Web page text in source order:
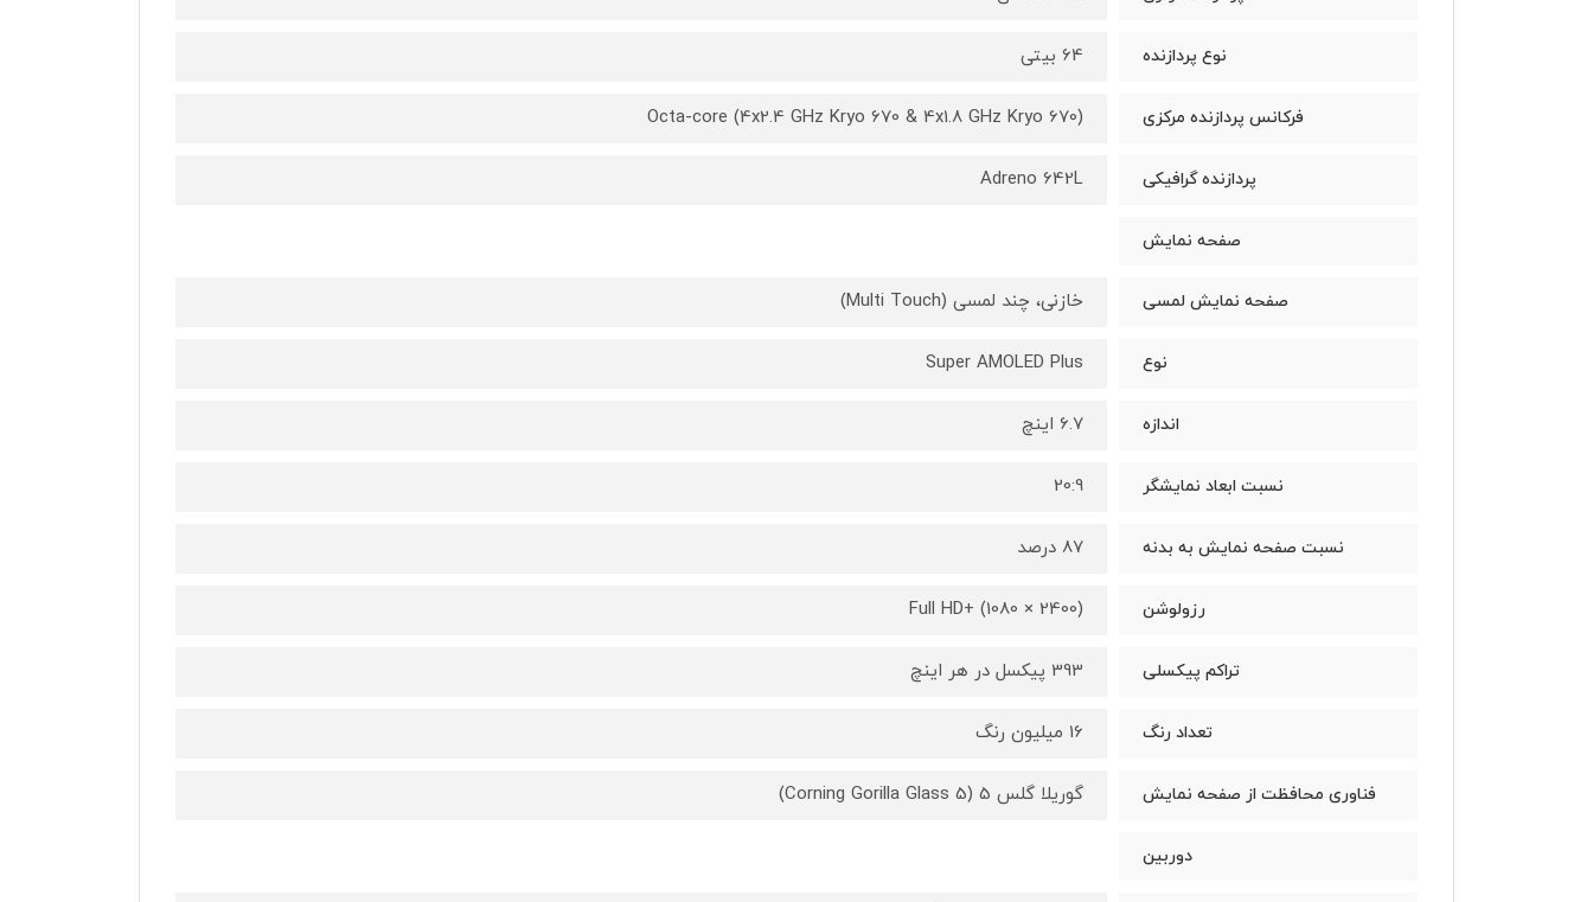
نوع پردازنده 64 بیتی
فرکانس پردازنده مرکزی Octa-core (4x2.4 GHz Kryo 670 & 4x1.8 GHz Kryo 670)
پردازنده گرافیکی Adreno 642L
صفحه نمایش
صفحه نمایش لمسی خازنی، چند لمسی (Multi Touch)
نوع Super AMOLED Plus
اندازه 6.7 اینچ
نسبت ابعاد نمایشگر 20:9
نسبت صفحه نمایش به بدنه 87 درصد
رزولوشن Full HD+ (1080 × 2400)
تراکم پیکسلی 393 پیکسل در هر اینچ
تعداد رنگ 16 میلیون رنگ
فناوری محافظت از صفحه نمایش گوریلا گلس 5 (Corning Gorilla Glass 5)
دوربین